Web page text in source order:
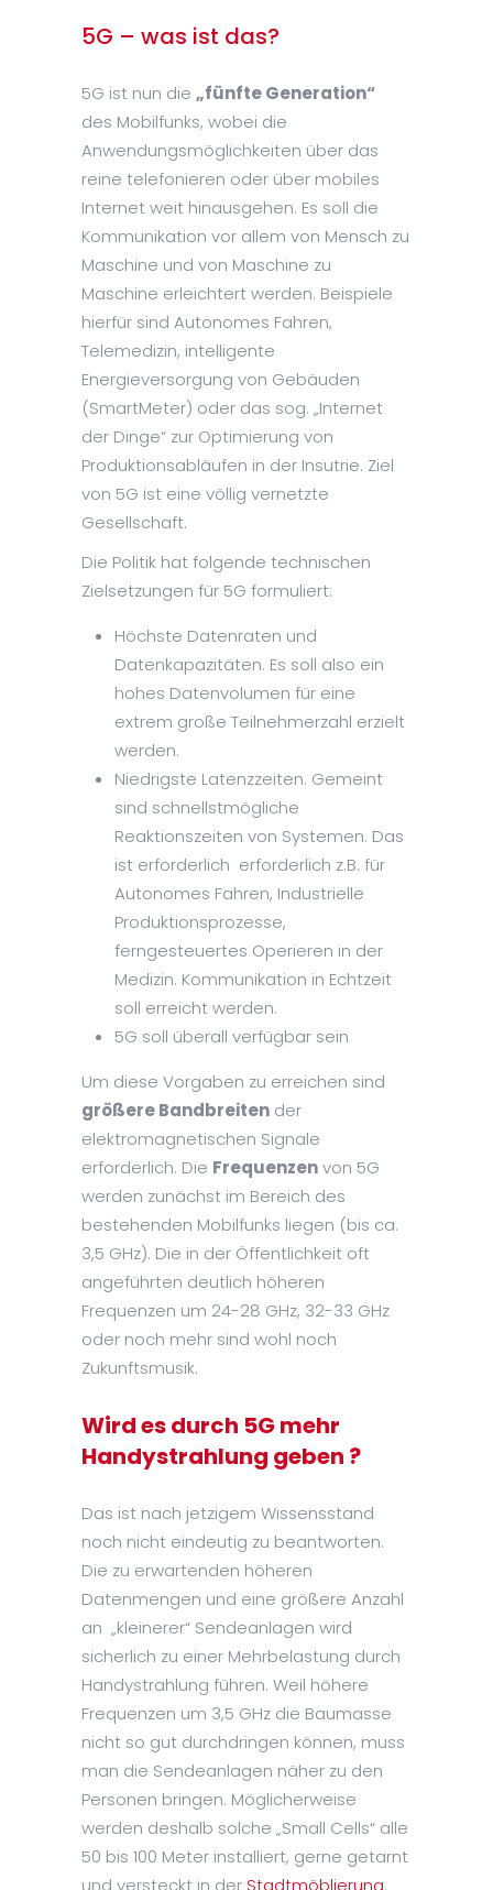
5G – was ist das?
5G ist nun die „fünfte Generation“
des Mobilfunks, wobei die
Anwendungsmöglichkeiten über das
reine telefonieren oder über mobiles
Internet weit hinausgehen. Es soll die
Kommunikation vor allem von Mensch zu
Maschine und von Maschine zu
Maschine erleichtert werden. Beispiele
hierfür sind Autonomes Fahren,
Telemedizin, intelligente
Energieversorgung von Gebäuden
(SmartMeter) oder das sog. „Internet
der Dinge“ zur Optimierung von
Produktionsabläufen in der Insutrie. Ziel
von 5G ist eine völlig vernetzte
Gesellschaft.
Die Politik hat folgende technischen
Zielsetzungen für 5G formuliert:
Höchste Datenraten und
Datenkapazitäten. Es soll also ein
hohes Datenvolumen für eine
extrem große Teilnehmerzahl erzielt
werden.
Niedrigste Latenzzeiten. Gemeint
sind schnellstmögliche
Reaktionszeiten von Systemen. Das
ist erforderlich erforderlich z.B. für
Autonomes Fahren, Industrielle
Produktionsprozesse,
ferngesteuertes Operieren in der
Medizin. Kommunikation in Echtzeit
soll erreicht werden.
5G soll überall verfügbar sein
Um diese Vorgaben zu erreichen sind
größere Bandbreiten der
elektromagnetischen Signale
erforderlich. Die Frequenzenvon 5G
werden zunächst im Bereich des
bestehenden Mobilfunks liegen (bis ca.
3,5 GHz). Die in der Öffentlichkeit oft
angeführten deutlich höheren
Frequenzen um 24-28 GHz, 32-33 GHz
oder noch mehr sind wohl noch
Zukunftsmusik.
Wird es durch 5G mehr
Handystrahlung geben ?
Das ist nach jetzigem Wissensstand
noch nicht eindeutig zu beantworten.
Die zu erwartenden höheren
Datenmengen und eine größere Anzahl
an „kleinerer“ Sendeanlagen wird
sicherlich zu einer Mehrbelastung durch
Handystrahlung führen. Weil höhere
Frequenzen um 3,5 GHz die Baumasse
nicht so gut durchdringen können, muss
man die Sendeanlagen näher zu den
Personen bringen. Möglicherweise
werden deshalb solche „Small Cells“ alle
50 bis 100 Meter installiert, gerne getarnt
und versteckt in derStadtmöblierung.